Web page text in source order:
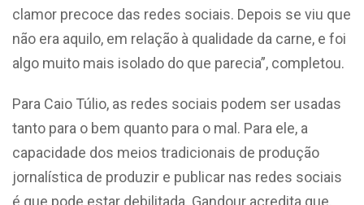
clamor precoce das redes sociais. Depois se viu que
não era aquilo, em relação à qualidade da carne, e foi
algo muito mais isolado do que parecia”, completou.
Para Caio Túlio, as redes sociais podem ser usadas
tanto para o bem quanto para o mal. Para ele, a
capacidade dos meios tradicionais de produção
jornalística de produzir e publicar nas redes sociais
é que pode estar debilitada. Gandour acredita que,